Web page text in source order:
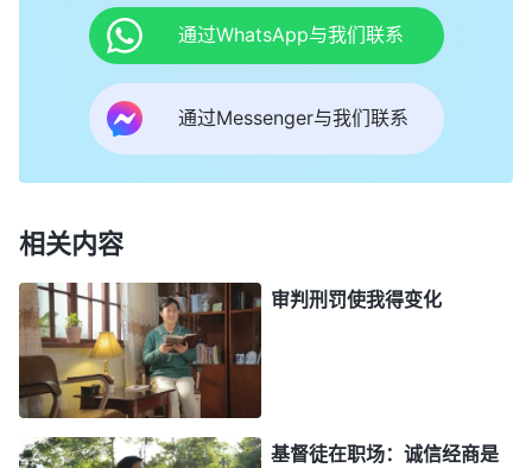
就这样，许军学会了用各种手段赚取不义之财，
高兴，心里总有一种莫名的恐惧感，良心也备受谴
责，生怕有一天被客户揭穿他欺骗人的卑鄙手段，到
时名声扫地。有一次，许军陪客户买完材料后，客户
发现许军和店老板卖给他的太贵就前来理论，还威胁
说他在物业局有熟人，让许军给他找回差价，不然就
要告发许军和材料店老板。幸亏导购员凭着三寸不烂
之舌才把客户安抚下来，此事才不了了之。之后，许
军一想到有朝一日自己会被客户揭穿就心惊胆战的，
常常会在睡梦中被惊醒，吓出一身冷汗。那段日子，
许军活得很痛苦，但又无力摆脱。后来，许军跟一个
通过WhatsApp与我们联系
通过Messenger与我们联系
相关内容
审判刑罚使我得变化
基督徒在职场：诚信经商是